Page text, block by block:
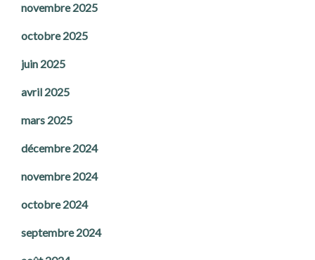
novembre 2025
octobre 2025
juin 2025
avril 2025
mars 2025
décembre 2024
novembre 2024
octobre 2024
septembre 2024